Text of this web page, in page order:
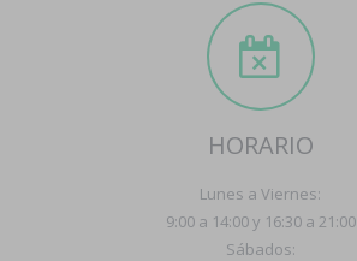
HORARIO
Lunes a Viernes:
9:00 a 14:00 y 16:30 a 21:00
Sábados: